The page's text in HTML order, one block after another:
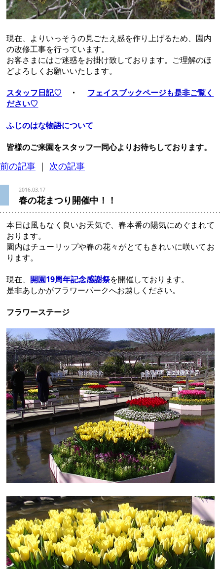
現在、よりいっそうの見ごたえ感を作り上げるため、園内
の改修工事を行っています。
お客さまにはご迷惑をお掛け致しております。ご理解のほ
どよろしくお願いいたします。
スタッフ日記♡ ・
フェイスブックページも是非ご覧く
ださい♡
ふじのはな物語について
皆様のご来園をスタッフ一同心よりお待ちしております。
前の記事 ｜ 次の記事
2016.03.17
春の花まつり開催中！！
本日は風もなく良いお天気で、春本番の陽気にめぐまれて
おります。
園内はチューリップや春の花々がとてもきれいに咲いてお
ります。
現在、 開園19周年記念感謝祭を開催しております。
是非あしかがフラワーパークへお越しください。
フラワーステージ